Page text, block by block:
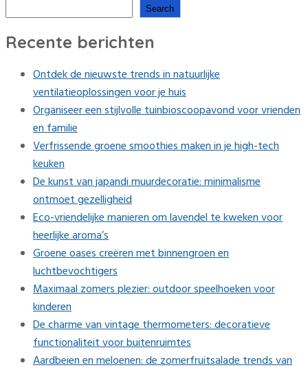
Search
Recente berichten
Ontdek de nieuwste trends in natuurlijke
ventilatieoplossingen voor je huis
Organiseer een stijlvolle tuinbioscoopavond voor vrienden
en familie
Verfrissende groene smoothies maken in je high-tech
keuken
De kunst van japandi muurdecoratie: minimalisme
ontmoet gezelligheid
Eco-vriendelijke manieren om lavendel te kweken voor
heerlijke aroma’s
Groene oases creëren met binnengroen en
luchtbevochtigers
Maximaal zomers plezier: outdoor speelhoeken voor
kinderen
De charme van vintage thermometers: decoratieve
functionaliteit voor buitenruimtes
Aardbeien en meloenen: de zomerfruitsalade trends van